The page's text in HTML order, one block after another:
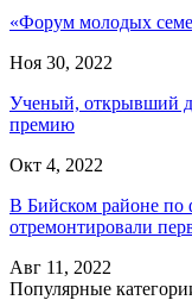
«Форум молодых
Ноя 30, 2022
Ученый, открывший
премию
Окт 4, 2022
В Бийском районе по
отремонтировали
Авг 11, 2022
Популярные